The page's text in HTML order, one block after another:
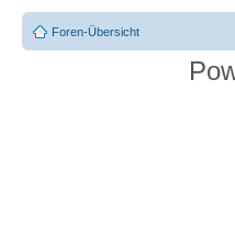
Foren-Übersicht